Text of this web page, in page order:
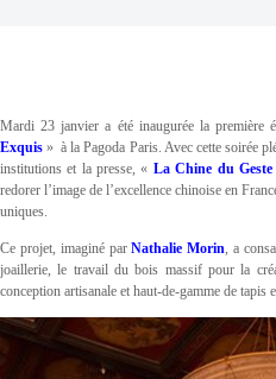
Mardi 23 janvier a été inaugurée la première
Exquis » à la Pagoda Paris. Avec cette soirée
institutions et la presse, « La Chine du
redorer l’image de l’excellence chinoise en
uniques.
Ce projet, imaginé parNathalie Morin, a
joaillerie, le travail du bois massif pour la
conception artisanale et haut-de-gamme de tapis